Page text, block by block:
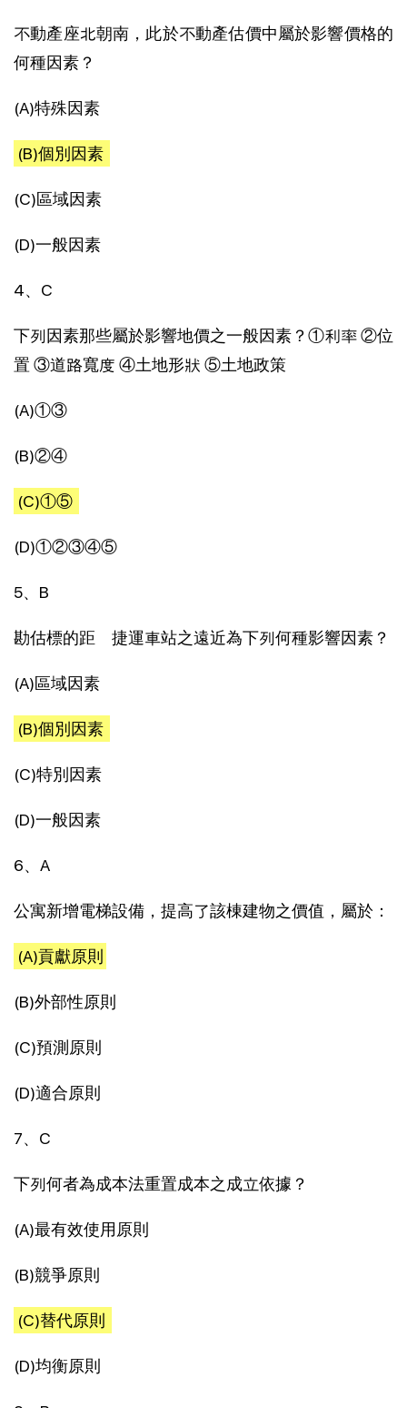
不動產座北朝南，此於不動產估價中屬於影響價格的
何種因素？
(A)特殊因素
(B)個別因素
(C)區域因素
(D)一般因素
4、C
下列因素那些屬於影響地價之一般因素？①利率 ②位
置 ③道路寬度 ④土地形狀 ⑤土地政策
(A)①③
(B)②④
(C)①⑤
(D)①②③④⑤
5、B
勘估標的距離捷運車站之遠近為下列何種影響因素？
(A)區域因素
(B)個別因素
(C)特別因素
(D)一般因素
6、A
公寓新增電梯設備，提高了該棟建物之價值，屬於：
(A)貢獻原則
(B)外部性原則
(C)預測原則
(D)適合原則
7、C
下列何者為成本法重置成本之成立依據？
(A)最有效使用原則
(B)競爭原則
(C)替代原則
(D)均衡原則